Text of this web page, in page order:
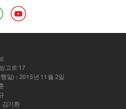
고로 17
일) : 2015년 11월 2일
김기환